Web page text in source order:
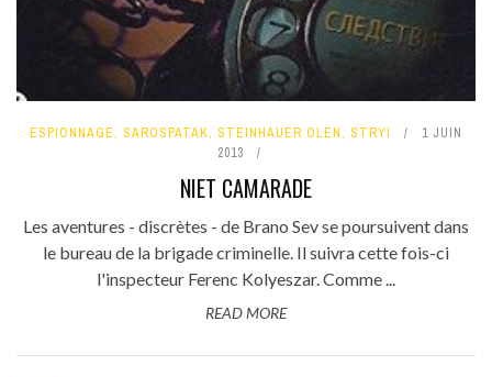
ESPIONNAGE, SAROSPATAK, STEINHAUER OLEN, STRYI
1 JUIN
2013
NIET CAMARADE
Les aventures - discrètes - de Brano Sev se poursuivent dans
le bureau de la brigade criminelle. Il suivra cette fois-ci
l'inspecteur Ferenc Kolyeszar. Comme ...
READ MORE